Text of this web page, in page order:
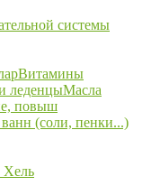
системы
Витамины
леденцыМасла
повыш
(соли, пенки...)
Хель